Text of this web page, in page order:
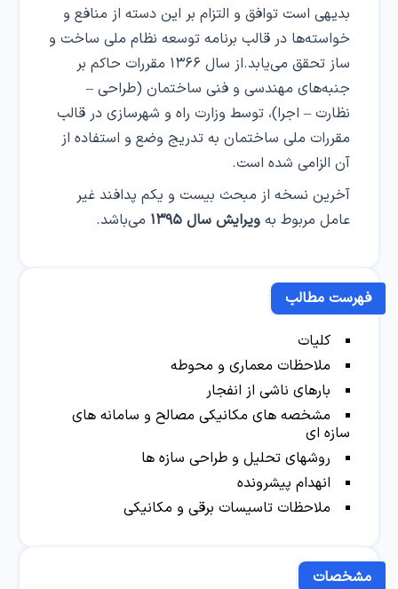
بدیهی است توافق و التزام بر این دسته از منافع و
خواسته‌ها در قالب برنامه توسعه نظام ملی ساخت و
ساز تحقق می‌یابد.از سال ۱۳۶۶ مقررات حاکم بر
جنبه‌های مهندسی و فنی ساختمان (طراحی –
نظارت – اجرا)، توسط وزارت راه و شهرسازی در قالب
مقررات ملی ساختمان به تدریج وضع و استفاده از
آن الزامی شده است.
آخرین نسخه از مبحث بیست و یکم پدافند غیر
عامل مربوط بهویرایش سال ۱۳۹۵ می‌باشد.
فهرست مطالب
کلیات
ملاحظات معماری و محوطه
بارهای ناشی از انفجار
مشخصه های مکانیکی مصالح و سامانه های
سازه ای
روشهای تحلیل و طراحی سازه ها
انهدام پیشرونده
ملاحظات تاسیسات برقی و مکانیکی
مشخصات